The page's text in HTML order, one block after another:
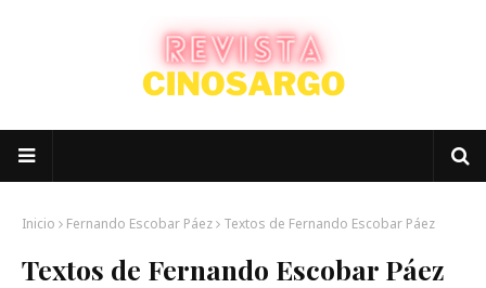
Inicio Fernando Escobar Páez Textos de Fernando Escobar Páez
Textos de Fernando Escobar Páez